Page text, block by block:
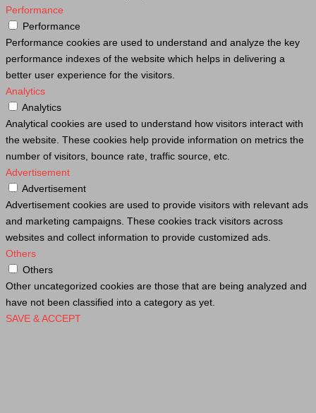
Performance
Performance
Performance cookies are used to understand and analyze the key
performance indexes of the website which helps in delivering a
better user experience for the visitors.
Analytics
Analytics
Analytical cookies are used to understand how visitors interact with
the website. These cookies help provide information on metrics the
number of visitors, bounce rate, traffic source, etc.
Advertisement
Advertisement
Advertisement cookies are used to provide visitors with relevant ads
and marketing campaigns. These cookies track visitors across
websites and collect information to provide customized ads.
Others
Others
Other uncategorized cookies are those that are being analyzed and
have not been classified into a category as yet.
SAVE & ACCEPT